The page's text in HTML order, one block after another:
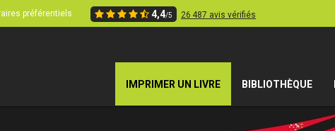
préférentiels 4,4/5 26 487 avis vérifiés
IMPRIMER UN LIVRE BIBLIOTHÈQUE